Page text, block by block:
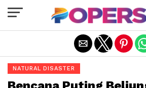
NATURAL DISASTER
Exit mobile version